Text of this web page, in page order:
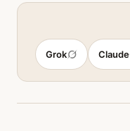
Claude
Grok